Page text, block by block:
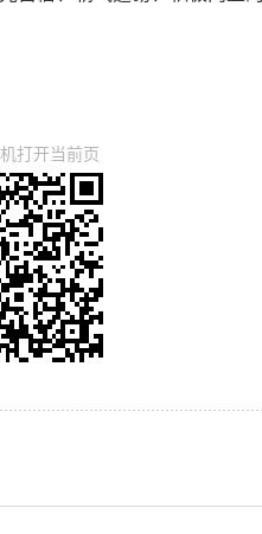
打开当前页